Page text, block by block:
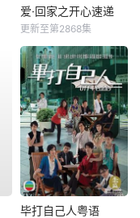
爱·回家之开心速递
更新至第2868集
毕打自己人粤语